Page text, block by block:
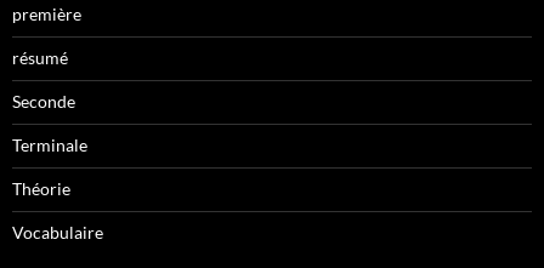
première
résumé
Seconde
Terminale
Théorie
Vocabulaire